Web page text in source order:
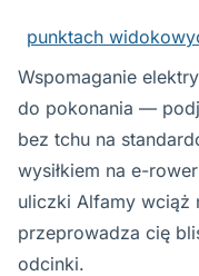
punktach
Wspomaganie
do pokonania —
bez tchu na
wysiłkiem na e-
uliczki Alfamy
przeprowadza cię
odcinki.